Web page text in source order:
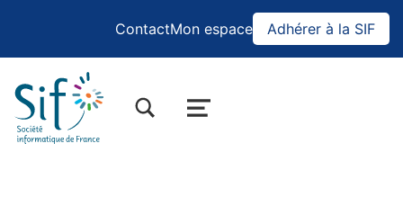
ContactMon espace Adhérer à la SIF
BASCULER LA BOÎTE DE DIALOGUE DU FORMULAIRE DE RECHERCHE
MENU